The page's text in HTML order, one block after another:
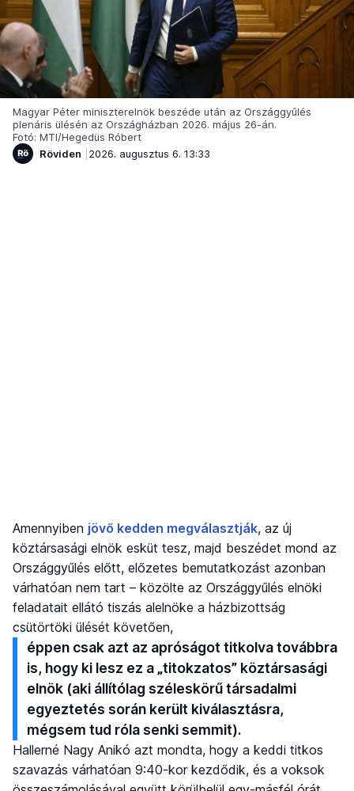
Magyar Péter miniszterelnök beszéde után az Országgyűlés
plenáris ülésén az Országházban 2026. május 26-án.
Fotó: MTI/Hegedüs Róbert
Röviden
2026. augusztus 6. 13:33
Amennyiben jövő kedden megválasztják, az új
köztársasági elnök esküt tesz, majd beszédet mond az
Országgyűlés előtt, előzetes bemutatkozást azonban
várhatóan nem tart – közölte az Országgyűlés elnöki
feladatait ellátó tiszás alelnöke a házbizottság
csütörtöki ülését követően,
éppen csak azt az apróságot titkolva továbbra
is, hogy ki lesz ez a „titokzatos” köztársasági
elnök (aki állítólag széleskörű társadalmi
egyeztetés során került kiválasztásra,
mégsem tud róla senki semmit).
Hallerné Nagy Anikó azt mondta, hogy a keddi titkos
szavazás várhatóan 9:40-kor kezdődik, és a voksok